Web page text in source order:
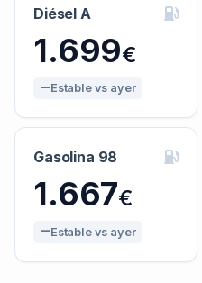
Diésel A
1.699€
Estable vs ayer
Gasolina 98
1.667€
Estable vs ayer